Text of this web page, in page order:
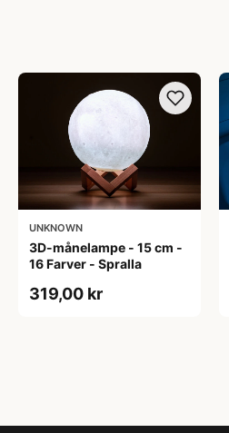
UNKNOWN
3D-månelampe - 15 cm -
16 Farver - Spralla
319,00 kr